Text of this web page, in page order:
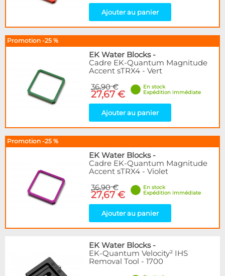
Ajouter au panier
Promotion -25 %
EK Water Blocks-
Cadre EK-Quantum Magnitude
Accent sTRX4 - Vert
36,90 €
27,67 €
En stock
Expédition immédiate
Ajouter au panier
Promotion -25 %
EK Water Blocks-
Cadre EK-Quantum Magnitude
Accent sTRX4 - Violet
36,90 €
27,67 €
En stock
Expédition immédiate
Ajouter au panier
EK Water Blocks-
EK-Quantum Velocity² IHS
Removal Tool - 1700